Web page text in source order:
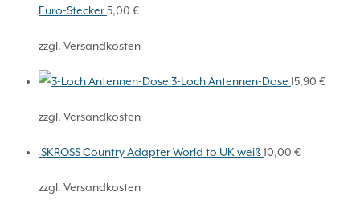
Euro-Stecker5,00 €
zzgl. Versandkosten
3-Loch Antennen-Dose 15,90 €
zzgl. Versandkosten
SKROSS Country Adapter World to UK weiß10,00 €
zzgl. Versandkosten